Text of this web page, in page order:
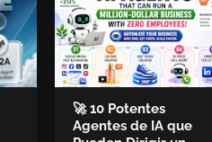
🚀 10 Potentes
Agentes de IA que